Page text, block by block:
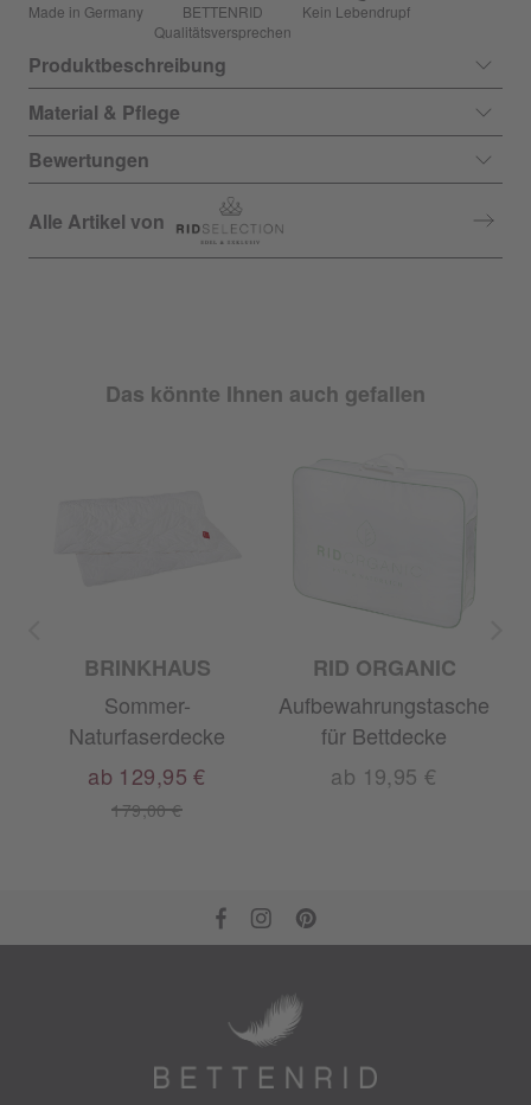
Made in Germany
BETTENRID
Qualitätsversprechen
Kein Lebendrupf
Produktbeschreibung
Material & Pflege
Bewertungen
Alle Artikel von
Das könnte Ihnen auch gefallen
BRINKHAUS
Sommer-
Naturfaserdecke
179,00 €
ab 129,95 €
RID ORGANIC
Aufbewahrungstasche
für Bettdecke
ab 19,95 €